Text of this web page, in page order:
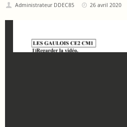
Administrateur DDEC85 26 avril 2020